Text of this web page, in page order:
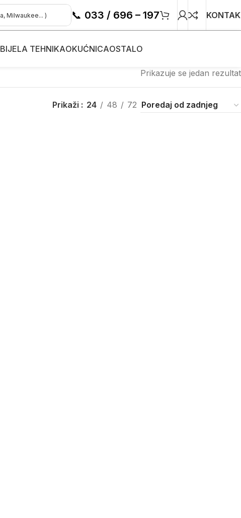
📞 033 / 696 – 197
BIJELA TEHNIKAOKUĆNICAOSTALO
Prikazuje se jedan rezultat
Prikaži 24 48 72